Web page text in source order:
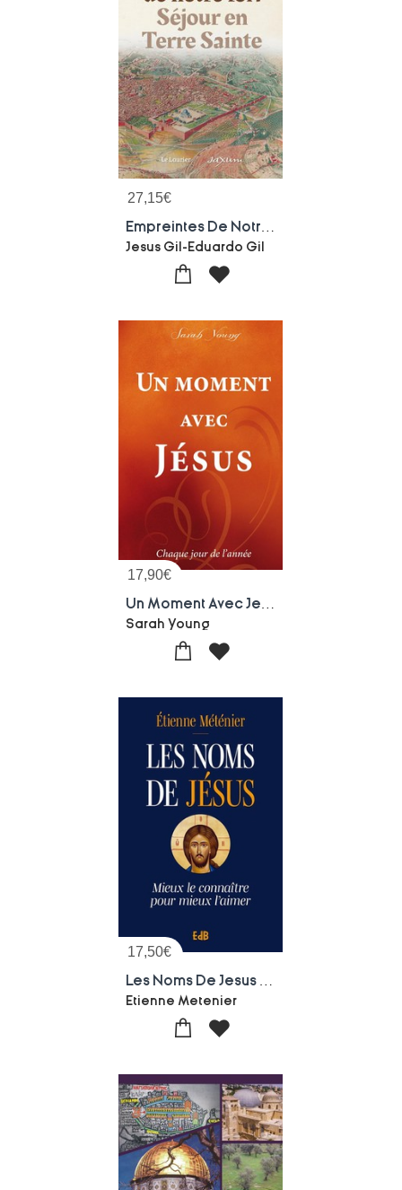
27,15€
Jesus Gil-Eduardo Gil
17,90€
Sarah Young
17,50€
Etienne Metenier